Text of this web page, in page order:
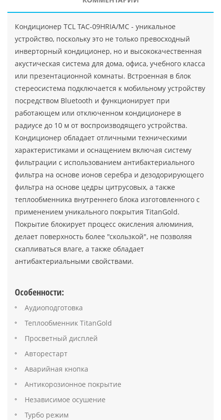
Кондиционер TCL TAC-09HRIA/MC - уникальное
устройство, поскольку это не только превосходный
инверторный кондиционер, но и высококачественная
акустическая система для дома, офиса, учебного класса
или презентационной комнаты. Встроенная в блок
стереосистема подключается к мобильному устройству
посредством Bluetooth и функционирует при
работающем или отключенном кондиционере в
радиусе до 10 м от воспроизводящего устройства.
Кондиционер обладает отличными техническими
характеристиками и оснащением включая систему
фильтрации с использованием антибактериального
фильтра на основе ионов серебра и дезодорирующего
фильтра на основе цедры цитрусовых, а также
теплообменника внутреннего блока изготовленного с
применением уникального покрытия TitanGold.
Покрытие блокирует процесс окисления алюминия,
делает поверхность более "скользкой", не позволяя
скапливаться влаге, а также обладает
антибактериальными свойствами.
Особенности:
Аудиоподготовка
Теплообменник TitanGold
Просветный дисплей
Авторестарт
Аварийная кнопка
Антикорозионное покрытие
Независимое осушение
Турбо режим